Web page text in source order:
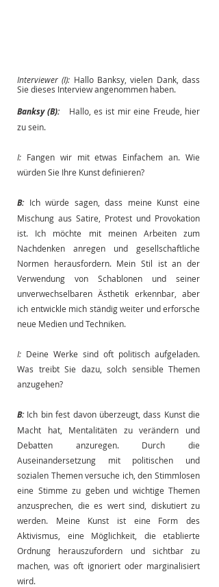
Interviewer (I): Hallo Banksy, vielen Dank, dass
Sie dieses Interview angenommen haben.
Banksy (B):
Hallo, es ist mir eine Freude, hier
zu sein.
I: Fangen wir mit etwas Einfachem an. Wie
würden Sie Ihre Kunst definieren?
B: Ich würde sagen, dass meine Kunst eine
Mischung aus Satire, Protest und Provokation
ist. Ich möchte mit meinen Arbeiten zum
Nachdenken anregen und gesellschaftliche
Normen herausfordern. Mein Stil ist an der
Verwendung von Schablonen und seiner
unverwechselbaren Ästhetik erkennbar, aber
ich entwickle mich ständig weiter und erforsche
neue Medien und Techniken.
I: Deine Werke sind oft politisch aufgeladen.
Was treibt Sie dazu, solch sensible Themen
anzugehen?
B: Ich bin fest davon überzeugt, dass Kunst die
Macht hat, Mentalitäten zu verändern und
Debatten anzuregen. Durch die
Auseinandersetzung mit politischen und
sozialen Themen versuche ich, den Stimmlosen
eine Stimme zu geben und wichtige Themen
anzusprechen, die es wert sind, diskutiert zu
werden. Meine Kunst ist eine Form des
Aktivismus, eine Möglichkeit, die etablierte
Ordnung herauszufordern und sichtbar zu
machen, was oft ignoriert oder marginalisiert
wird.